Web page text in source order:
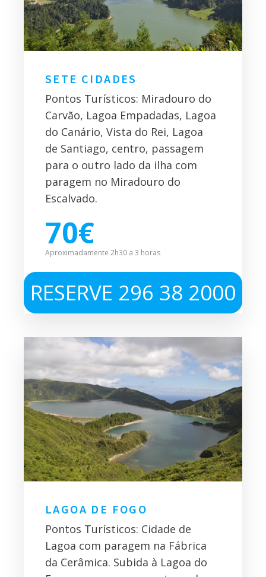
SETE CIDADES
Pontos Turísticos: Miradouro do
Carvão, Lagoa Empadadas, Lagoa
do Canário, Vista do Rei, Lagoa
de Santiago, centro, passagem
para o outro lado da ilha com
paragem no Miradouro do
Escalvado.
70€
Aproximadamente 2h30 a 3 horas
RESERVE 296 38 2000
LAGOA DE FOGO
Pontos Turísticos: Cidade de
Lagoa com paragem na Fábrica
da Cerâmica. Subida à Lagoa do